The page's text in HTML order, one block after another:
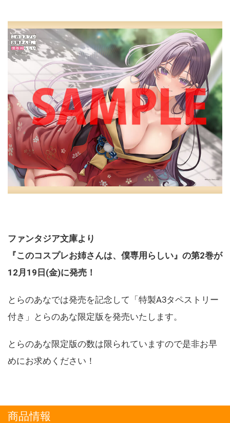
ファンタジア文庫より
『このコスプレお姉さんは、僕専用らしい』の第2巻が
12月19日(金)に発売！
とらのあなでは発売を記念して「特製A3タペストリー
付き」とらのあな限定版を発売いたします。
とらのあな限定版の数は限られていますので是非お早
めにお求めください！
商品情報